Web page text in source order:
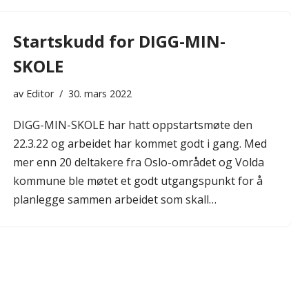
Startskudd for DIGG-MIN-
SKOLE
av Editor 30. mars 2022
DIGG-MIN-SKOLE har hatt oppstartsmøte den
22.3.22 og arbeidet har kommet godt i gang. Med
mer enn 20 deltakere fra Oslo-området og Volda
kommune ble møtet et godt utgangspunkt for å
planlegge sammen arbeidet som skall…